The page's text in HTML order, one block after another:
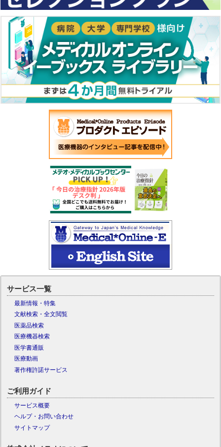
サービス一覧
最新情報・特集
文献検索・全文閲覧
医薬品検索
医療機器検索
医学書通販
医療動画
著作権許諾サービス
ご利用ガイド
サービス概要
ヘルプ・お問い合わせ
サイトマップ